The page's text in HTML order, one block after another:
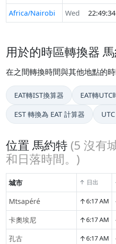
Africa/Nairobi
Wed 22:49:34
用於的時區轉換器
在之間轉換時間與其他地點的
EAT轉IST換算器 EAT轉UTC
EST 轉換為 EAT 計算器
位置 馬約特 (5 沒有
和日落時間。)
城市 ↑ 日出
Mtsapéré ↑6:17 AM
卡奧埃尼 ↑6:17 AM
孔古 ↑6:17 AM